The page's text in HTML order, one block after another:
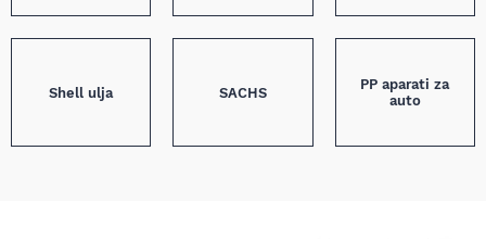
Shell ulja SACHS
PP aparati za
auto